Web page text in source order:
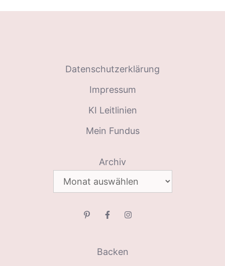
Datenschutzerklärung
Impressum
KI Leitlinien
Mein Fundus
Archiv
Backen